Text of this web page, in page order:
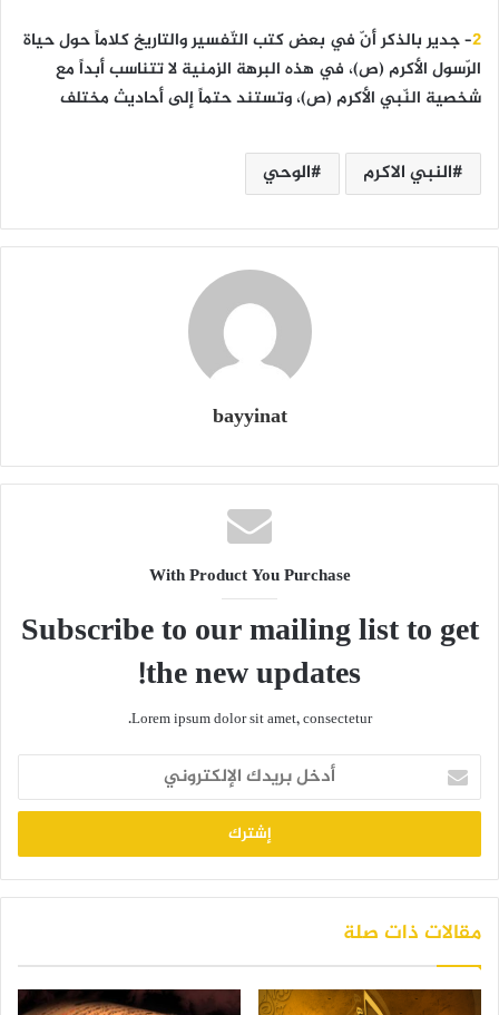
2– جدير بالذكر أنّ في بعض كتب التّفسير والتاريخ كلاماً حول حياة
الرّسول الأكرم (ص)، في هذه البرهة الزمنية لا تتناسب أبداً مع
شخصية النّبي الأكرم (ص)، وتستند حتماً إلى أحاديث مختلف
النبي الاكرم الوحي
bayyinat
With Product You Purchase
Subscribe to our mailing list to get
the new updates!
Lorem ipsum dolor sit amet, consectetur.
أدخل
بريدك
الإلكتروني
مقالات ذات صلة